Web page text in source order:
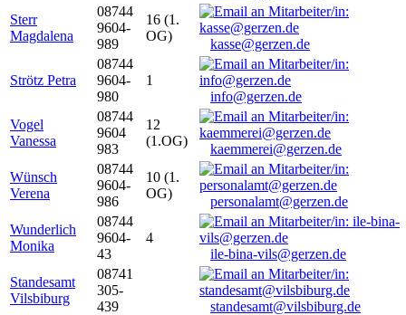
Sterr
Magdalena
08744
9604-
989
16 (1.
OG)
kasse@gerzen.de
Strötz Petra
08744
9604-
980
1
info@gerzen.de
Vogel
Vanessa
08744
9604
983
12
(1.OG)
kaemmerei@gerzen.de
Wünsch
Verena
08744
9604-
986
10 (1.
OG)
personalamt@gerzen.de
Wunderlich
Monika
08744
9604-
43
4
ile-bina-vils@gerzen.de
Standesamt
Vilsbiburg
08741
305-
439
standesamt@vilsbiburg.de